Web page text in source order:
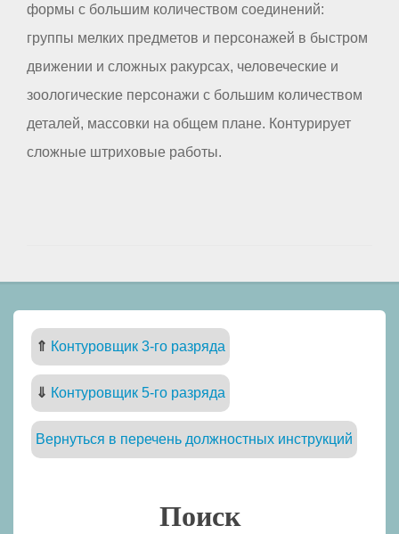
формы с большим количеством соединений:
группы мелких предметов и персонажей в быстром
движении и сложных ракурсах, человеческие и
зоологические персонажи с большим количеством
деталей, массовки на общем плане. Контурирует
сложные штриховые работы.
⇑ Контуровщик 3-го разряда
⇓ Контуровщик 5-го разряда
Вернуться в перечень должностных инструкций
Поиск